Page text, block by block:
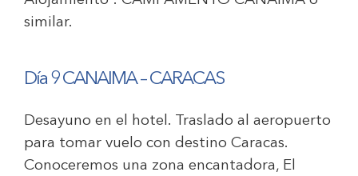
similar.
Día 9 CANAIMA – CARACAS
Desayuno en el hotel. Traslado al aeropuerto
para tomar vuelo con destino Caracas.
Conoceremos una zona encantadora, El